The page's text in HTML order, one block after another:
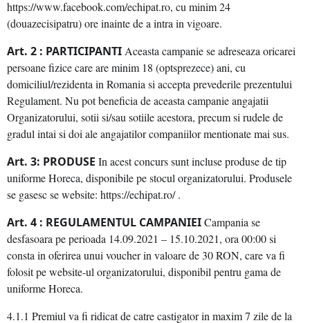
https://www.facebook.com/echipat.ro, cu minim 24
(douazecisipatru) ore inainte de a intra in vigoare.
Art. 2 : PARTICIPANTI Aceasta campanie se adreseaza oricarei
persoane fizice care are minim 18 (optsprezece) ani, cu
domiciliul/rezidenta in Romania si accepta prevederile prezentului
Regulament. Nu pot beneficia de aceasta campanie angajatii
Organizatorului, sotii si/sau sotiile acestora, precum si rudele de
gradul intai si doi ale angajatilor companiilor mentionate mai sus.
Art. 3: PRODUSE In acest concurs sunt incluse produse de tip
uniforme Horeca, disponibile pe stocul organizatorului. Produsele
se gasesc se website: https://echipat.ro/ .
Art. 4 : REGULAMENTUL CAMPANIEICampania se
desfasoara pe perioada 14.09.2021 – 15.10.2021, ora 00:00 si
consta in oferirea unui voucher in valoare de 30 RON, care va fi
folosit pe website-ul organizatorului, disponibil pentru gama de
uniforme Horeca.
4.1.1 Premiul va fi ridicat de catre castigator in maxim 7 zile de la